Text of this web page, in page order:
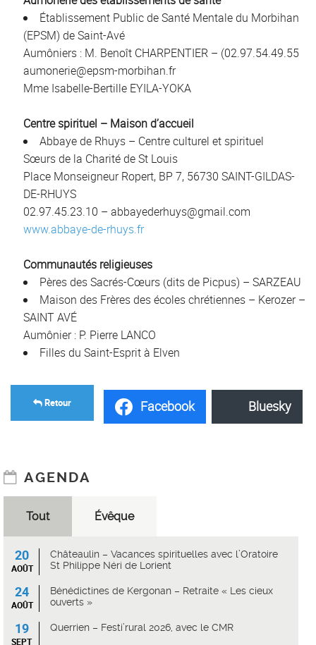
Établissement Public de Santé Mentale du Morbihan
(EPSM) de Saint-Avé
Aumôniers : M. Benoît CHARPENTIER – (02.97.54.49.55
aumonerie@epsm-morbihan.fr
Mme Isabelle-Bertille EYILA-YOKA
Centre spirituel – Maison d’accueil
Abbaye de Rhuys – Centre culturel et spirituel
Sœurs de la Charité de St Louis
Place Monseigneur Ropert, BP 7, 56730 SAINT-GILDAS-
DE-RHUYS
02.97.45.23.10 – abbayederhuys@gmail.com
www.abbaye-de-rhuys.fr
Communautés religieuses
Pères des Sacrés-Cœurs (dits de Picpus) – SARZEAU
Maison des Frères des écoles chrétiennes – Kerozer –
SAINT AVÉ
Aumônier : P. Pierre LANCO
Filles du Saint-Esprit à Elven
Facebook Bluesky
Retour
AGENDA
Tout Évêque
20
AOÛT
Châteaulin – Vacances spirituelles avec l’Oratoire
St Philippe Néri de Lorient
24
AOÛT
Bénédictines de Kergonan – Retraite « Les cieux
ouverts »
19
SEPT
Querrien – Festi’rural 2026, avec le CMR